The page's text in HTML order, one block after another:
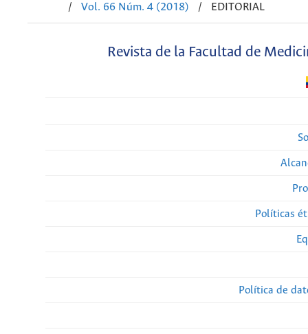
/
Vol. 66 Núm. 4 (2018) / EDITORIAL
Revista de la Facultad de
Políticas
Política de